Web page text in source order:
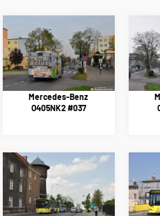
Mercedes-Benz
O405NK2 #037